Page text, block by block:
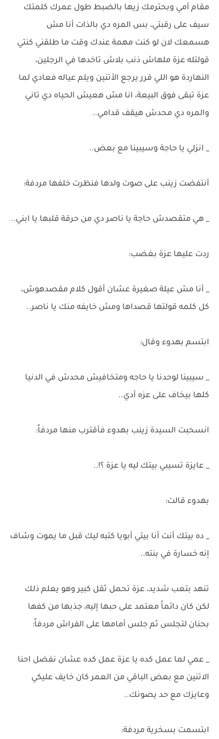
مقام أمي وبحترمك زيها بالضبط طول عمرك كلمتك
سيف على رقبتي، بس المره دي بالذات أنا مش
هسمعك لان لو كنت مهمة عندك وقت ما طلقني كنتي
قولتله عزة ملهاش ذنب بلاش تاخدها في الرجلين،
النهاردة هو اللي قرر يرجع الأتنين ويلم عياله فعادي لما
عزة تبقى فوق البيعة، انا مش هعيش الحياه دي تاني
والمره دي محدش هيقف قدامي..
_ انزلي يا حاجة وسيبينا مع بعض..
أنتفضت زينب على صوت ولدها فنظرت خلفها مردفة:
_ هي متقصدش حاجة يا ناصر دي من حرقة قلبها يا ابني..
ردت عليها عزة بغضب:
_ أنا مش عيلة صغيرة عشان أقول كلام مقصدهوش،
كل كلمه قولتها قصداها ومش خايفه منك يا ناصر..
ابتسم بهدوء وقال:
_ سيبينا لوحدنا يا حاجه ومتخافيش محدش في الدنيا
كلها بيخاف على عزه أدي..
انسحبت السيدة زينب بهدوء فأقترب منها مردفاً:
_ عايزة تسيبي بيتك ليه يا عزة ؟!..
بهدوء قالت:
_ ده بيتك أنت أنا بيتي أبويا كتبه ليك قبل ما يموت وشاف
إنه خسارة في بنته..
تنهد بتعب شديد، عزة تحمل ثقل كبير وهو يعلم ذلك
لكن كان دائماً معتمد على حبها إليه، جذبها من كفها
بحنان لتجلس ثم جلس أمامها على الفراش مردفاً:
_ عمي لما عمل كده يا عزة عمل كده عشان نفضل احنا
الاتنين مع بعض الباقي من العمر كان خايف عليكي
وعايزك مع حد يصونك..
ابتسمت بسخرية مردفة: